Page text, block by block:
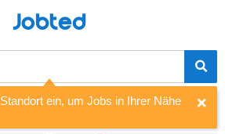
Jobted
ein, um Jobs in Ihrer Nähe